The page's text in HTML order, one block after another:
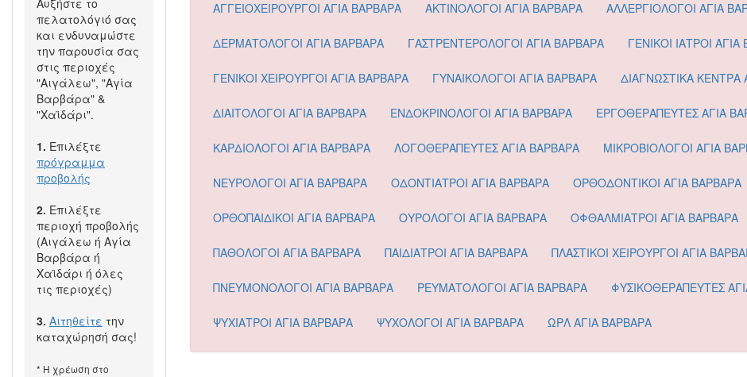
ΑΓΓΕΙΟΧΕΙΡΟΥΡΓΟΙ ΑΓΙΑ ΒΑΡΒΑΡΑ ΑΚΤΙΝΟΛΟΓΟΙ ΑΓΙΑ ΒΑΡΒΑΡΑ ΑΛΛΕΡΓΙΟΛΟΓΟΙ ΑΓΙΑ
ΔΕΡΜΑΤΟΛΟΓΟΙ ΑΓΙΑ ΒΑΡΒΑΡΑ ΓΑΣΤΡΕΝΤΕΡΟΛΟΓΟΙ ΑΓΙΑ ΒΑΡΒΑΡΑ ΓΕΝΙΚΟΙ ΙΑΤΡΟΙ
ΓΕΝΙΚΟΙ ΧΕΙΡΟΥΡΓΟΙ ΑΓΙΑ ΒΑΡΒΑΡΑ ΓΥΝΑΙΚΟΛΟΓΟΙ ΑΓΙΑ ΒΑΡΒΑΡΑ ΔΙΑΓΝΩΣΤΙΚΑ ΚΕΝΤΡΑ
ΔΙΑΙΤΟΛΟΓΟΙ ΑΓΙΑ ΒΑΡΒΑΡΑ ΕΝΔΟΚΡΙΝΟΛΟΓΟΙ ΑΓΙΑ ΒΑΡΒΑΡΑ ΕΡΓΟΘΕΡΑΠΕΥΤΕΣ ΑΓΙΑ
ΚΑΡΔΙΟΛΟΓΟΙ ΑΓΙΑ ΒΑΡΒΑΡΑ ΛΟΓΟΘΕΡΑΠΕΥΤΕΣ ΑΓΙΑ ΒΑΡΒΑΡΑ ΜΙΚΡΟΒΙΟΛΟΓΟΙ ΑΓΙΑ
ΝΕΥΡΟΛΟΓΟΙ ΑΓΙΑ ΒΑΡΒΑΡΑ ΟΔΟΝΤΙΑΤΡΟΙ ΑΓΙΑ ΒΑΡΒΑΡΑ ΟΡΘΟΔΟΝΤΙΚΟΙ ΑΓΙΑ ΒΑΡΒΑΡΑ
ΟΡΘΟΠΑΙΔΙΚΟΙ ΑΓΙΑ ΒΑΡΒΑΡΑ ΟΥΡΟΛΟΓΟΙ ΑΓΙΑ ΒΑΡΒΑΡΑ ΟΦΘΑΛΜΙΑΤΡΟΙ ΑΓΙΑ ΒΑΡΒΑΡΑ
ΠΑΘΟΛΟΓΟΙ ΑΓΙΑ ΒΑΡΒΑΡΑ ΠΑΙΔΙΑΤΡΟΙ ΑΓΙΑ ΒΑΡΒΑΡΑ ΠΛΑΣΤΙΚΟΙ ΧΕΙΡΟΥΡΓΟΙ ΑΓΙΑ
ΠΝΕΥΜΟΝΟΛΟΓΟΙ ΑΓΙΑ ΒΑΡΒΑΡΑ ΡΕΥΜΑΤΟΛΟΓΟΙ ΑΓΙΑ ΒΑΡΒΑΡΑ ΦΥΣΙΚΟΘΕΡΑΠΕΥΤΕΣ
ΨΥΧΙΑΤΡΟΙ ΑΓΙΑ ΒΑΡΒΑΡΑ ΨΥΧΟΛΟΓΟΙ ΑΓΙΑ ΒΑΡΒΑΡΑ ΩΡΛ ΑΓΙΑ ΒΑΡΒΑΡΑ
Αυξήστε το
πελατολόγιό σας
και ενδυναμώστε
την παρουσία σας
στις περιοχές
"Αιγάλεω", "Αγία
Βαρβάρα" &
"Χαϊδάρι".
1. Επιλέξτε
πρόγραμμα
προβολής
2. Επιλέξτε
περιοχή προβολής
(Αιγάλεω ή Αγία
Βαρβάρα ή
Χαϊδάρι ή όλες
τις περιοχές)
3. Αιτηθείτε την
καταχώρησή σας!
* Η χρέωση στο